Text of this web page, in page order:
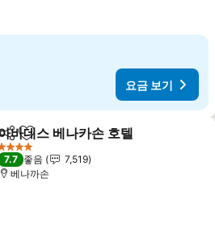
요금 보기
공유 즐겨찾기에 추가
바데스 베나카손 호텔
성급
7.7 좋음
7,519
베나까손